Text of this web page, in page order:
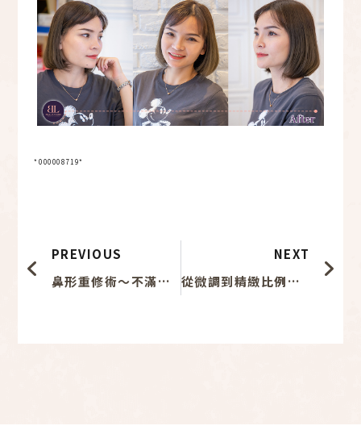
*000008719*
PREVIOUS
鼻形重修術～不滿意的鼻形絕不妥協！
NEXT
從微調到精緻比例！結構式隆鼻真實心得分享